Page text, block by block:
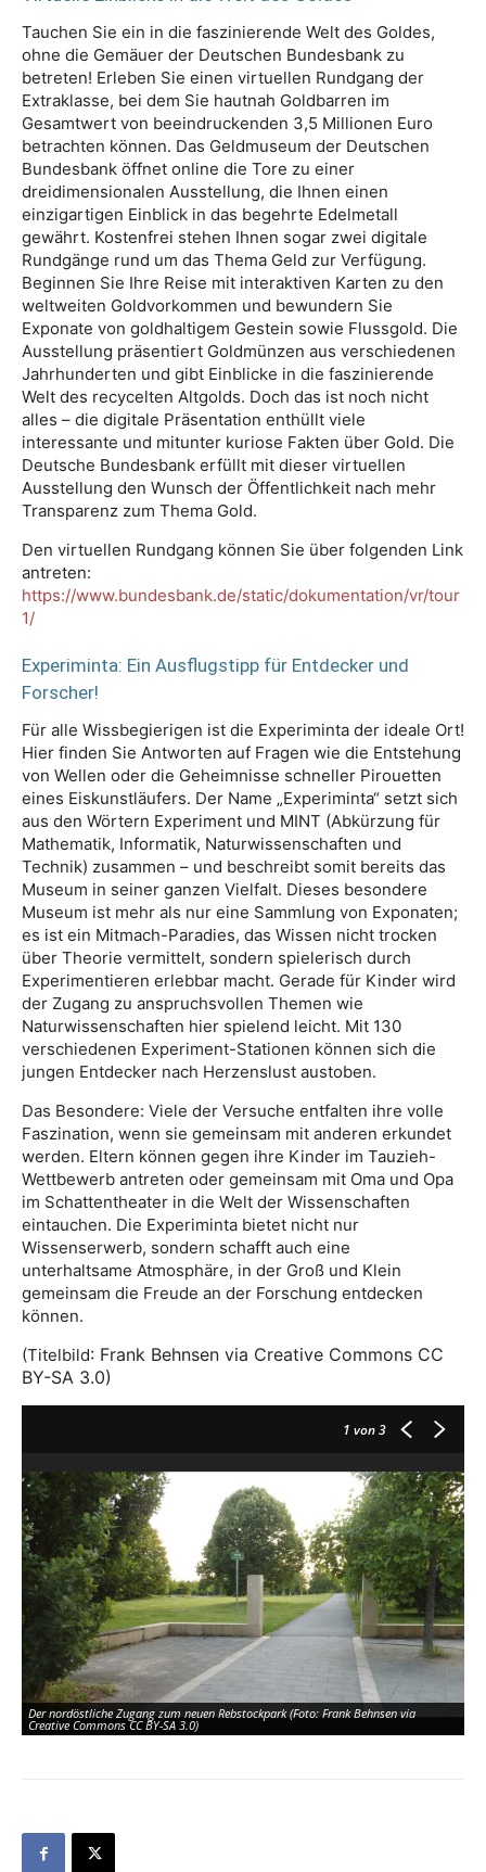
Tauchen Sie ein in die faszinierende Welt des Goldes,
ohne die Gemäuer der Deutschen Bundesbank zu
betreten! Erleben Sie einen virtuellen Rundgang der
Extraklasse, bei dem Sie hautnah Goldbarren im
Gesamtwert von beeindruckenden 3,5 Millionen Euro
betrachten können. Das Geldmuseum der Deutschen
Bundesbank öffnet online die Tore zu einer
dreidimensionalen Ausstellung, die Ihnen einen
einzigartigen Einblick in das begehrte Edelmetall
gewährt. Kostenfrei stehen Ihnen sogar zwei digitale
Rundgänge rund um das Thema Geld zur Verfügung.
Beginnen Sie Ihre Reise mit interaktiven Karten zu den
weltweiten Goldvorkommen und bewundern Sie
Exponate von goldhaltigem Gestein sowie Flussgold. Die
Ausstellung präsentiert Goldmünzen aus verschiedenen
Jahrhunderten und gibt Einblicke in die faszinierende
Welt des recycelten Altgolds. Doch das ist noch nicht
alles – die digitale Präsentation enthüllt viele
interessante und mitunter kuriose Fakten über Gold. Die
Deutsche Bundesbank erfüllt mit dieser virtuellen
Ausstellung den Wunsch der Öffentlichkeit nach mehr
Transparenz zum Thema Gold.
Den virtuellen Rundgang können Sie über folgenden Link
antreten:
https://www.bundesbank.de/static/dokumentation/vr/tour
1/
Experiminta: Ein Ausflugstipp für Entdecker und
Forscher!
Für alle Wissbegierigen ist die Experiminta der ideale Ort!
Hier finden Sie Antworten auf Fragen wie die Entstehung
von Wellen oder die Geheimnisse schneller Pirouetten
eines Eiskunstläufers. Der Name „Experiminta“ setzt sich
aus den Wörtern Experiment und MINT (Abkürzung für
Mathematik, Informatik, Naturwissenschaften und
Technik) zusammen – und beschreibt somit bereits das
Museum in seiner ganzen Vielfalt. Dieses besondere
Museum ist mehr als nur eine Sammlung von Exponaten;
es ist ein Mitmach-Paradies, das Wissen nicht trocken
über Theorie vermittelt, sondern spielerisch durch
Experimentieren erlebbar macht. Gerade für Kinder wird
der Zugang zu anspruchsvollen Themen wie
Naturwissenschaften hier spielend leicht. Mit 130
verschiedenen Experiment-Stationen können sich die
jungen Entdecker nach Herzenslust austoben.
Das Besondere: Viele der Versuche entfalten ihre volle
Faszination, wenn sie gemeinsam mit anderen erkundet
werden. Eltern können gegen ihre Kinder im Tauzieh-
Wettbewerb antreten oder gemeinsam mit Oma und Opa
im Schattentheater in die Welt der Wissenschaften
eintauchen. Die Experiminta bietet nicht nur
Wissenserwerb, sondern schafft auch eine
unterhaltsame Atmosphäre, in der Groß und Klein
gemeinsam die Freude an der Forschung entdecken
können.
(Titelbild: Frank Behnsen via Creative Commons CC
BY-SA 3.0)
1 von 3
Der nordöstliche Zugang zum neuen Rebstockpark (Foto: Frank Behnsen via
Creative Commons CC BY-SA 3.0)